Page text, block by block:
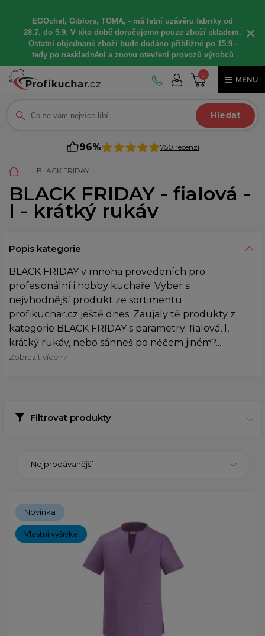
EGOchef, Giblors, TOMA, - má letní uzávěru fabriky od
28.7. do 5.9. V této době doručujeme pouze zboží skladem.
Ostatní objednané zboží bude dodáno přibližně po 15.9 -
tedy po naskladnění a znovu otevření provozů výrobců
×
0
MENU
Hledat
96% 750 recenzí
BLACK FRIDAY
BLACK FRIDAY - fialová -
l - krátký rukáv
Popis kategorie
BLACK FRIDAY v mnoha provedeních pro
profesionální i hobby kuchaře. Vyber si
nejvhodnější produkt ze sortimentu
profikuchar.cz ještě dnes. Zaujaly tě produkty z
kategorie BLACK FRIDAY s parametry: fialová, l,
krátký rukáv, nebo sáhneš po něčem jiném?...
Zobrazit více
Filtrovat produkty
Nejprodávanější
Novinka
Vlastní výšivka